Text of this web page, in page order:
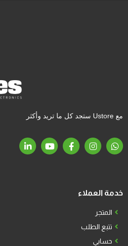
مع Ustore ستجد كل ما تريد وأكثر
خدمة العملاء
المتجر
تتبع الطلب
حسابي